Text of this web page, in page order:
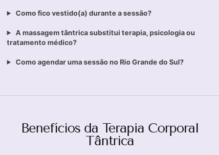
Como fico vestido(a) durante a sessão?
A massagem tântrica substitui terapia, psicologia ou
tratamento médico?
Como agendar uma sessão no Rio Grande do Sul?
Benefícios da Terapia Corporal
Tântrica